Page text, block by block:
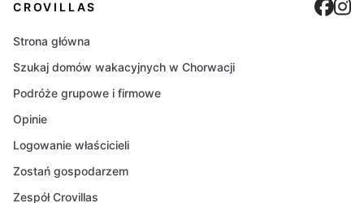
CROVILLAS
Strona główna
Szukaj domów wakacyjnych w Chorwacji
Podróże grupowe i firmowe
Opinie
Logowanie właścicieli
Zostań gospodarzem
Zespół Crovillas